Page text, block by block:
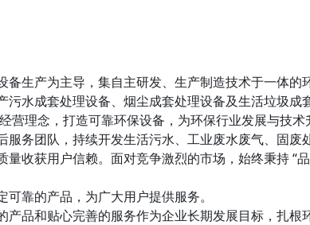
备生产为主导，集自主研发、生产制造技术于一体的
水成套处理设备、烟尘成套处理设备及生活垃圾成
营理念，打造可靠环保设备，为环保行业发展与技
务团队，持续开发生活污水、工业废水废气、固废
收获用户信赖。面对竞争激烈的市场，始终秉持 “
靠的产品，为广大用户提供服务。
品和贴心完善的服务作为企业长期发展目标，扎